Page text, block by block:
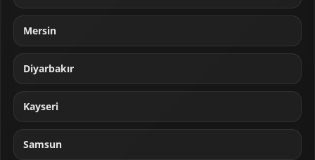
Mersin
Diyarbakır
Kayseri
Samsun